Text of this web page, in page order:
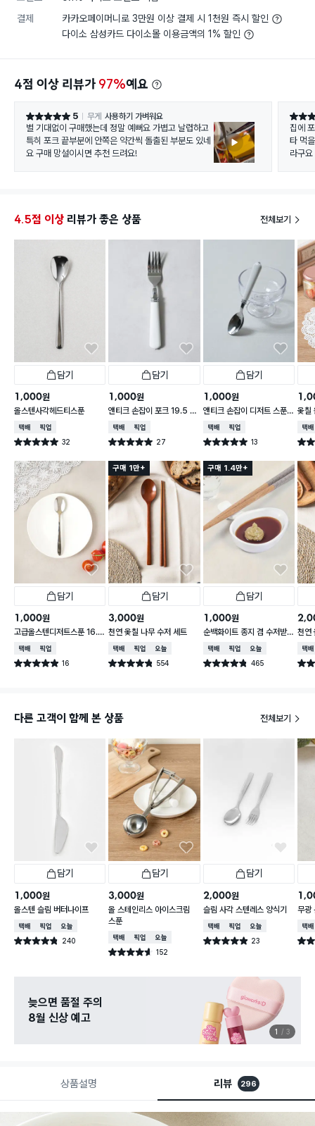
결제
카카오페이머니로 3만원 이상 결제 시 1천원 즉시 할인
다이소 삼성카드 다이소몰 이용금액의 1% 할인
4점 이상 리뷰가 97%예요
별점 5점 5 무게 사용하기 가벼워요
별 기대없이 구매했는데 정말 예뻐요 가볍고 날렵하고
특히 포크 끝부분에 안쪽은 약간씩 돌출된 부분도 있네
요 구매 망설이시면 추천 드려요!
별점 5
집에
타 먹
라구요
4.5점 이상 리뷰가 좋은 상품 전체보기
담기
1,000원
올스텐사각헤드티스푼
택배배송매장픽업
별점 5.0점 32
건 작성
담기
1,000원
앤티크 손잡이 포크 19.5 c
m
택배배송매장픽업
별점 5.0점 27
건 작성
담기
1,000원
앤티크 손잡이 디저트 스푼 1
6 cm
택배배송매장픽업
별점 5.0점 13
건 작성
옻칠
cm
택배
별점
담기
1,000원
고급올스텐디저트스푼 16.5
cm
택배배송매장픽업
별점 4.9점 16
건 작성
구매 1만+
담기
3,000원
천연 옻칠 나무 수저 세트
택배배송매장픽업오늘배송
별점 4.8점 554
건 작성
구매 1.4만+
담기
1,000원
순백화이트 종지 겸 수저받
침
택배배송매장픽업오늘배송
별점 4.8점 465
건 작성
천연
택배
별점
다른 고객이 함께 본 상품 전체보기
담기
1,000원
올스텐 슬림 버터나이프
택배배송매장픽업오늘배송
별점 4.8점 240
건 작성
담기
3,000원
올 스테인리스 아이스크림
스푼
택배배송매장픽업오늘배송
별점 4.6점 152
건 작성
담기
2,000원
슬림 사각 스텐레스 양식기
택배배송매장픽업오늘배송
별점 4.9점 23
건 작성
무광
택배
별점
늦으면 품절 주의
8월 신상 예고
1 3
상품설명 리뷰 296